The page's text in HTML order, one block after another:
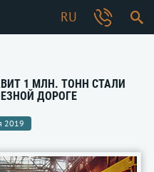
RU
1 МЛН. ТОНН СТАЛИ
ДОРОГЕ
2019